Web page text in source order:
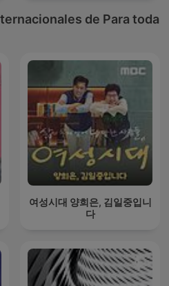
de Para toda
여성시대 양희은, 김일중입니
다